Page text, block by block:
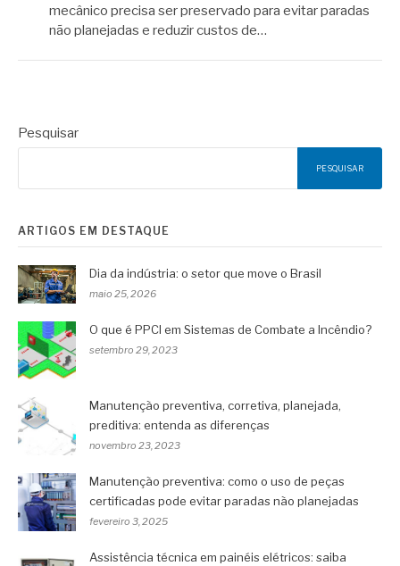
mecânico precisa ser preservado para evitar paradas
não planejadas e reduzir custos de…
Pesquisar
PESQUISAR
ARTIGOS EM DESTAQUE
Dia da indústria: o setor que move o Brasil
maio 25, 2026
O que é PPCI em Sistemas de Combate a Incêndio?
setembro 29, 2023
Manutenção preventiva, corretiva, planejada,
preditiva: entenda as diferenças
novembro 23, 2023
Manutenção preventiva: como o uso de peças
certificadas pode evitar paradas não planejadas
fevereiro 3, 2025
Assistência técnica em painéis elétricos: saiba